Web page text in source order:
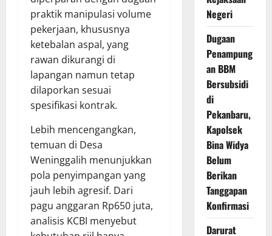
praktik manipulasi volume
pekerjaan, khususnya
ketebalan aspal, yang
rawan dikurangi di
lapangan namun tetap
dilaporkan sesuai
spesifikasi kontrak.
Lebih mencengangkan,
temuan di Desa
Weninggalih menunjukkan
pola penyimpangan yang
jauh lebih agresif. Dari
pagu anggaran Rp650 juta,
analisis KCBI menyebut
Negeri
Dugaan
Penampung
an BBM
Bersubsidi
di
Pekanbaru,
Kapolsek
Bina Widya
Belum
Berikan
Tanggapan
Konfirmasi
Darurat